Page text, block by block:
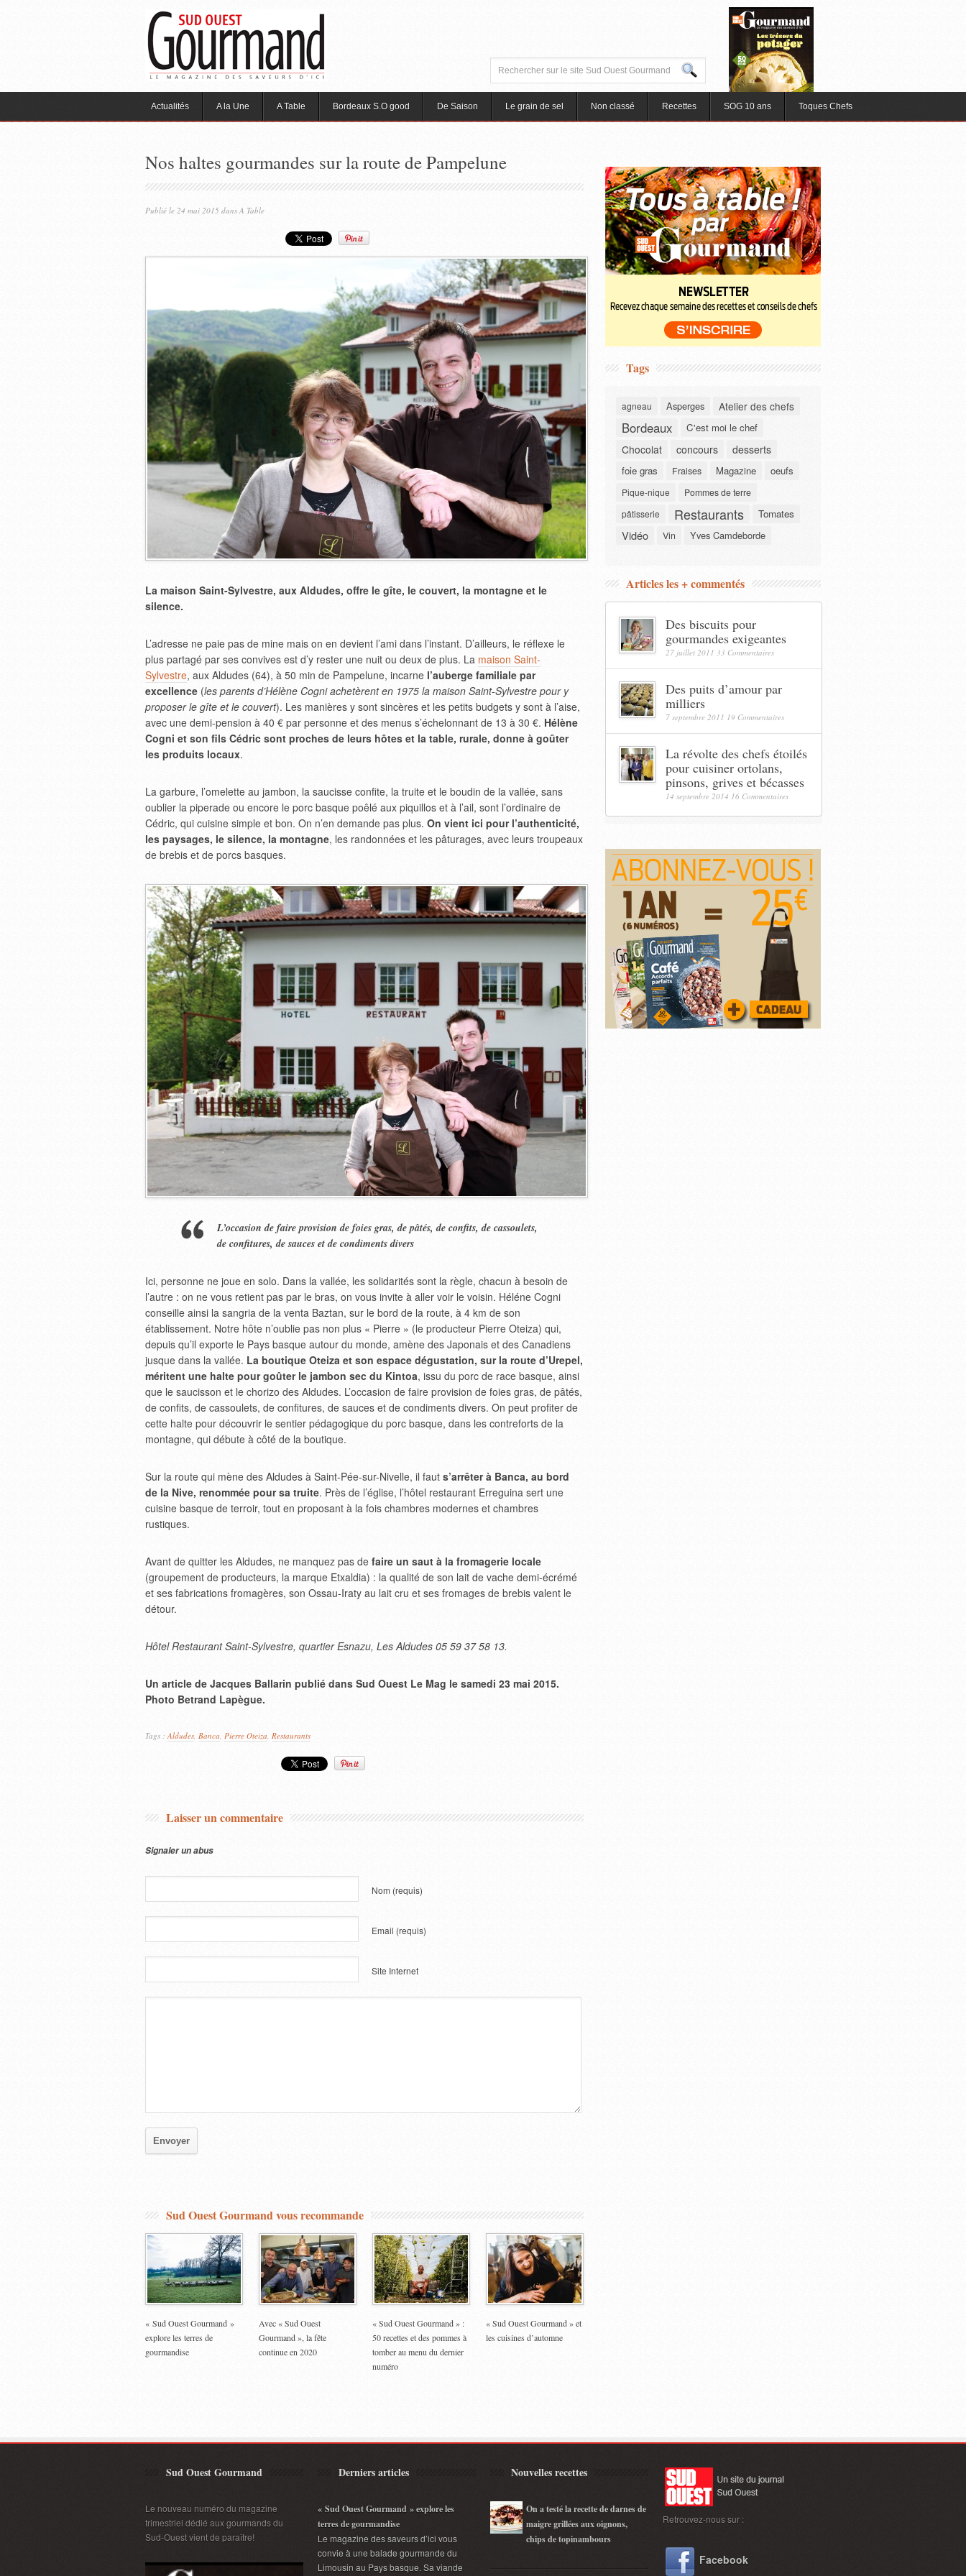
Actualités A la Une A Table Bordeaux S.O good De Saison Le grain de sel Non classé Recettes SOG 10 ans Toques Chefs
Nos haltes gourmandes sur la route de Pampelune
Publié le 24 mai 2015 dans A Table
La maison Saint-Sylvestre, aux Aldudes, offre le gîte, le couvert, la montagne et le
silence.
L’adresse ne paie pas de mine mais on en devient l’ami dans l’instant. D’ailleurs, le réflexe le
plus partagé par ses convives est d’y rester une nuit ou deux de plus. La maison Saint-
Sylvestre, aux Aldudes (64), à 50 min de Pampelune, incarne l’auberge familiale par
excellence (les parents d’Hélène Cogni achetèrent en 1975 la maison Saint-Sylvestre pour y
proposer le gîte et le couvert). Les manières y sont sincères et les petits budgets y sont à l’aise,
avec une demi-pension à 40 € par personne et des menus s’échelonnant de 13 à 30 €. Hélène
Cogni et son fils Cédric sont proches de leurs hôtes et la table, rurale, donne à goûter
les produits locaux.
La garbure, l’omelette au jambon, la saucisse confite, la truite et le boudin de la vallée, sans
oublier la piperade ou encore le porc basque poêlé aux piquillos et à l’ail, sont l’ordinaire de
Cédric, qui cuisine simple et bon. On n’en demande pas plus. On vient ici pour l’authenticité,
les paysages, le silence, la montagne, les randonnées et les pâturages, avec leurs troupeaux
de brebis et de porcs basques.
L’occasion de faire provision de foies gras, de pâtés, de confits, de cassoulets,
de confitures, de sauces et de condiments divers
Ici, personne ne joue en solo. Dans la vallée, les solidarités sont la règle, chacun à besoin de
l’autre : on ne vous retient pas par le bras, on vous invite à aller voir le voisin. Héléne Cogni
conseille ainsi la sangria de la venta Baztan, sur le bord de la route, à 4 km de son
établissement. Notre hôte n’oublie pas non plus « Pierre » (le producteur Pierre Oteiza) qui,
depuis qu’il exporte le Pays basque autour du monde, amène des Japonais et des Canadiens
jusque dans la vallée. La boutique Oteiza et son espace dégustation, sur la route d’Urepel,
méritent une halte pour goûter le jambon sec du Kintoa, issu du porc de race basque, ainsi
que le saucisson et le chorizo des Aldudes. L’occasion de faire provision de foies gras, de pâtés,
de confits, de cassoulets, de confitures, de sauces et de condiments divers. On peut profiter de
cette halte pour découvrir le sentier pédagogique du porc basque, dans les contreforts de la
montagne, qui débute à côté de la boutique.
Sur la route qui mène des Aldudes à Saint-Pée-sur-Nivelle, il faut s’arrêter à Banca, au bord
de la Nive, renommée pour sa truite. Près de l’église, l’hôtel restaurant Erreguina sert une
cuisine basque de terroir, tout en proposant à la fois chambres modernes et chambres
rustiques.
Avant de quitter les Aldudes, ne manquez pas de faire un saut à la fromagerie locale
(groupement de producteurs, la marque Etxaldia) : la qualité de son lait de vache demi-écrémé
et ses fabrications fromagères, son Ossau-Iraty au lait cru et ses fromages de brebis valent le
détour.
Hôtel Restaurant Saint-Sylvestre, quartier Esnazu, Les Aldudes 05 59 37 58 13.
Un article de Jacques Ballarin publié dans Sud Ouest Le Mag le samedi 23 mai 2015.
Photo Betrand Lapègue.
Tags :Aldudes, Banca, Pierre Oteiza, Restaurants
Laisser un commentaire
Signaler un abus
Nom (requis)
Email (requis)
Site Internet
Sud Ouest Gourmand vous recommande
« Sud Ouest Gourmand »
explore les terres de
gourmandise
Avec « Sud Ouest
Gourmand », la fête
continue en 2020
« Sud Ouest Gourmand » :
50 recettes et des pommes à
tomber au menu du dernier
numéro
« Sud Ouest Gourmand » et
les cuisines d’automne
Tags
agneau Asperges Atelier des chefs
Bordeaux C'est moi le chef
Chocolat concours desserts
foie gras Fraises Magazine oeufs
Pique-nique
Pommes de terre
pâtisserie
Restaurants Tomates
Vidéo Vin Yves Camdeborde
Articles les + commentés
Des biscuits pour
gourmandes exigeantes
27 juillet 2011 33 Commentaires
Des puits d’amour par
milliers
7 septembre 2011 19 Commentaires
La révolte des chefs étoilés
pour cuisiner ortolans,
pinsons, grives et bécasses
14 septembre 2014 16 Commentaires
Sud Ouest Gourmand
Le nouveau numéro du magazine
trimestriel dédié aux gourmands du
Sud-Ouest vient de paraître!
Derniers articles
« Sud Ouest Gourmand » explore les
terres de gourmandise
Le magazine des saveurs d’ici vous
convie à une balade gourmande du
Limousin au Pays basque. Sa viande
Nouvelles recettes
On a testé la recette de darnes de
maigre grillées aux oignons,
chips de topinambours
Retrouvez-nous sur :
Facebook